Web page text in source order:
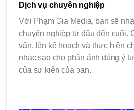
Dịch vụ chuyên nghiệp
Với Phạm Gia Media, bạn sẽ
chuyên nghiệp từ đầu đến cuối.
vấn, lên kế hoạch và thực hiện
nhạc sao cho phản ánh đúng ý
của sự kiện của bạn.